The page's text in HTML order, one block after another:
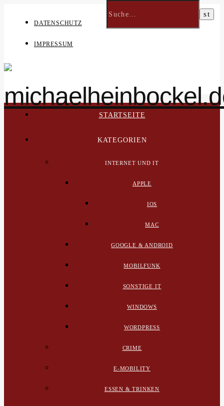
DATENSCHUTZ
IMPRESSUM
STARTSEITE
KATEGORIEN
INTERNET UND IT
APPLE
IOS
MAC
GOOGLE & ANDROID
MOBILFUNK
SONSTIGE IT
WINDOWS
WORDPRESS
CRIME
E-MOBILITY
ESSEN & TRINKEN